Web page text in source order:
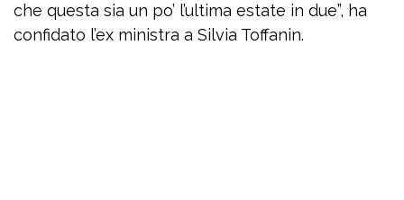
che questa sia un po’ l’ultima estate in due”, ha
confidato l’ex ministra a Silvia Toffanin.